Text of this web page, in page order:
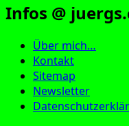
Infos @
Über mich…
Kontakt
Sitemap
Newsletter